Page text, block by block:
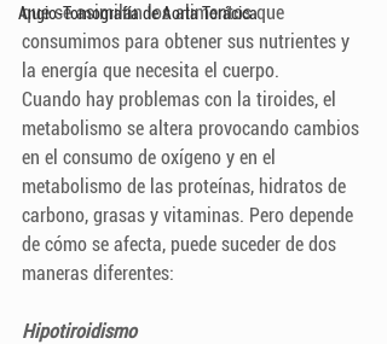
Angio-Tomografía de Aorta Torácica
que se asimilan los alimentos que
consumimos para obtener sus nutrientes y
la energía que necesita el cuerpo.
Cuando hay problemas con la tiroides, el
metabolismo se altera provocando cambios
en el consumo de oxígeno y en el
metabolismo de las proteínas, hidratos de
carbono, grasas y vitaminas. Pero depende
de cómo se afecta, puede suceder de dos
maneras diferentes:
Hipotiroidismo